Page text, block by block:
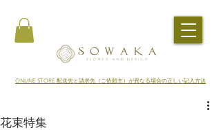
​ONLINE STORE 配送先と請求先（ご依頼主）が異なる場合の正しい記入方法
花束特集